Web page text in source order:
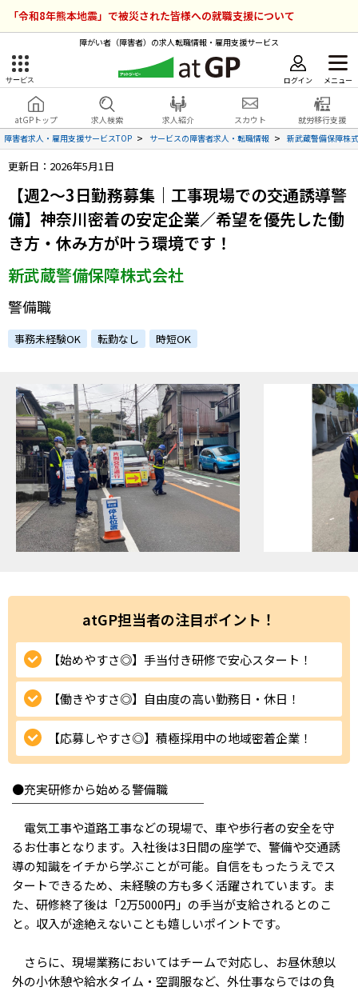
「令和8年熊本地震」で被災された皆様への就職支援について
障がい者（障害者）の求人転職情報・雇用支援サービス
サービス ログイン メニュー
atGPトップ 求人検索 求人紹介 スカウト
就労移行支援
障害者求人・雇用支援サービスTOP
サービスの障害者求人・転職情報 新武蔵警備保障株
更新日：2026年5月1日
【週2～3日勤務募集｜工事現場での交通誘導警
備】神奈川密着の安定企業／希望を優先した働
き方・休み方が叶う環境です！
新武蔵警備保障株式会社
警備職
事務未経験OK 転勤なし 時短OK
atGP担当者の注目ポイント！
【始めやすさ◎】手当付き研修で安心スタート！
【働きやすさ◎】自由度の高い勤務日・休日！
【応募しやすさ◎】積極採用中の地域密着企業！
●充実研修から始める警備職
￣￣￣￣￣￣￣￣￣￣￣￣￣￣￣￣
電気工事や道路工事などの現場で、車や歩行者の安全を守
るお仕事となります。入社後は3日間の座学で、警備や交通誘
導の知識をイチから学ぶことが可能。自信をもったうえでス
タートできるため、未経験の方も多く活躍されています。ま
た、研修終了後は「2万5000円」の手当が支給されるとのこ
と。収入が途絶えないことも嬉しいポイントです。
さらに、現場業務においてはチームで対応し、お昼休憩以
外の小休憩や給水タイム・空調服など、外仕事ならではの負
障害者雇用のアットジーピー
サービスラインナップ
就転職支援サービス
障害者専門の就転職支援サービス
障害者アスリート専門の就転職支援サービス
障害のある新卒学生専門の就職エージェントサービス
求人検索・スカウトサービス
障害者専門の求人検索・スカウトサービス
就労移行支援サービス
障害別専門支援の就労移行支援サービス
IT・Web制作スキルを身につける就労移行支援サービス
ソーシャルファームサービス
しいたけ生産で実現する
新しい障害者雇用支援サービス
ご利用ガイド
ログイン 会員登録 無料
atGPトップ
各種サービス
求人を紹介してもらう
スカウトを受ける
就労移行支援サービス
就職・転職ノウハウ
お問い合わせ・よくある質問
お問い合わせ
メニューを閉じる